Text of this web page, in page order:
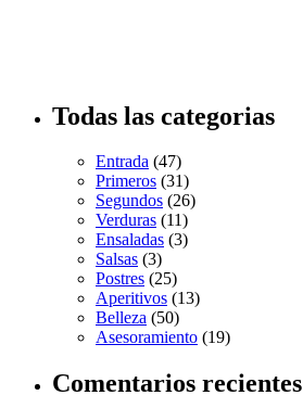
Todas las categorias
Entrada (47)
Primeros (31)
Segundos (26)
Verduras (11)
Ensaladas (3)
Salsas (3)
Postres (25)
Aperitivos (13)
Belleza (50)
Asesoramiento (19)
Comentarios recientes